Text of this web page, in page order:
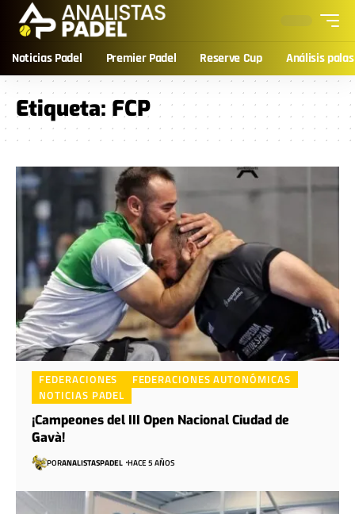
Noticias Padel Premier Padel Reserve Cup Análisis palas
Etiqueta: FCP
FEDERACIONES
FEDERACIONES AUTONÓMICAS
NOTICIAS PADEL
¡Campeones del III Open Nacional Ciudad de
Gavà!
PORANALISTASPADEL HACE 5 AÑOS